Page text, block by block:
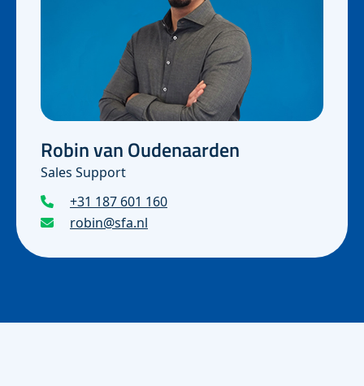
Robin van Oudenaarden
Sales Support
+31 187 601 160
robin@sfa.nl